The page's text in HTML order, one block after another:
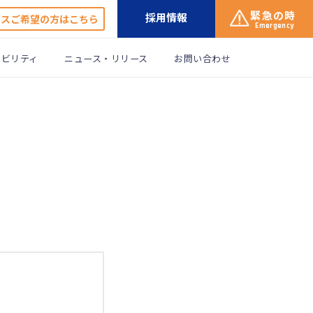
ご希望の方はこちら 採用情報 緊急の時
Emergency
リティ ニュース・リリース お問い合わせ